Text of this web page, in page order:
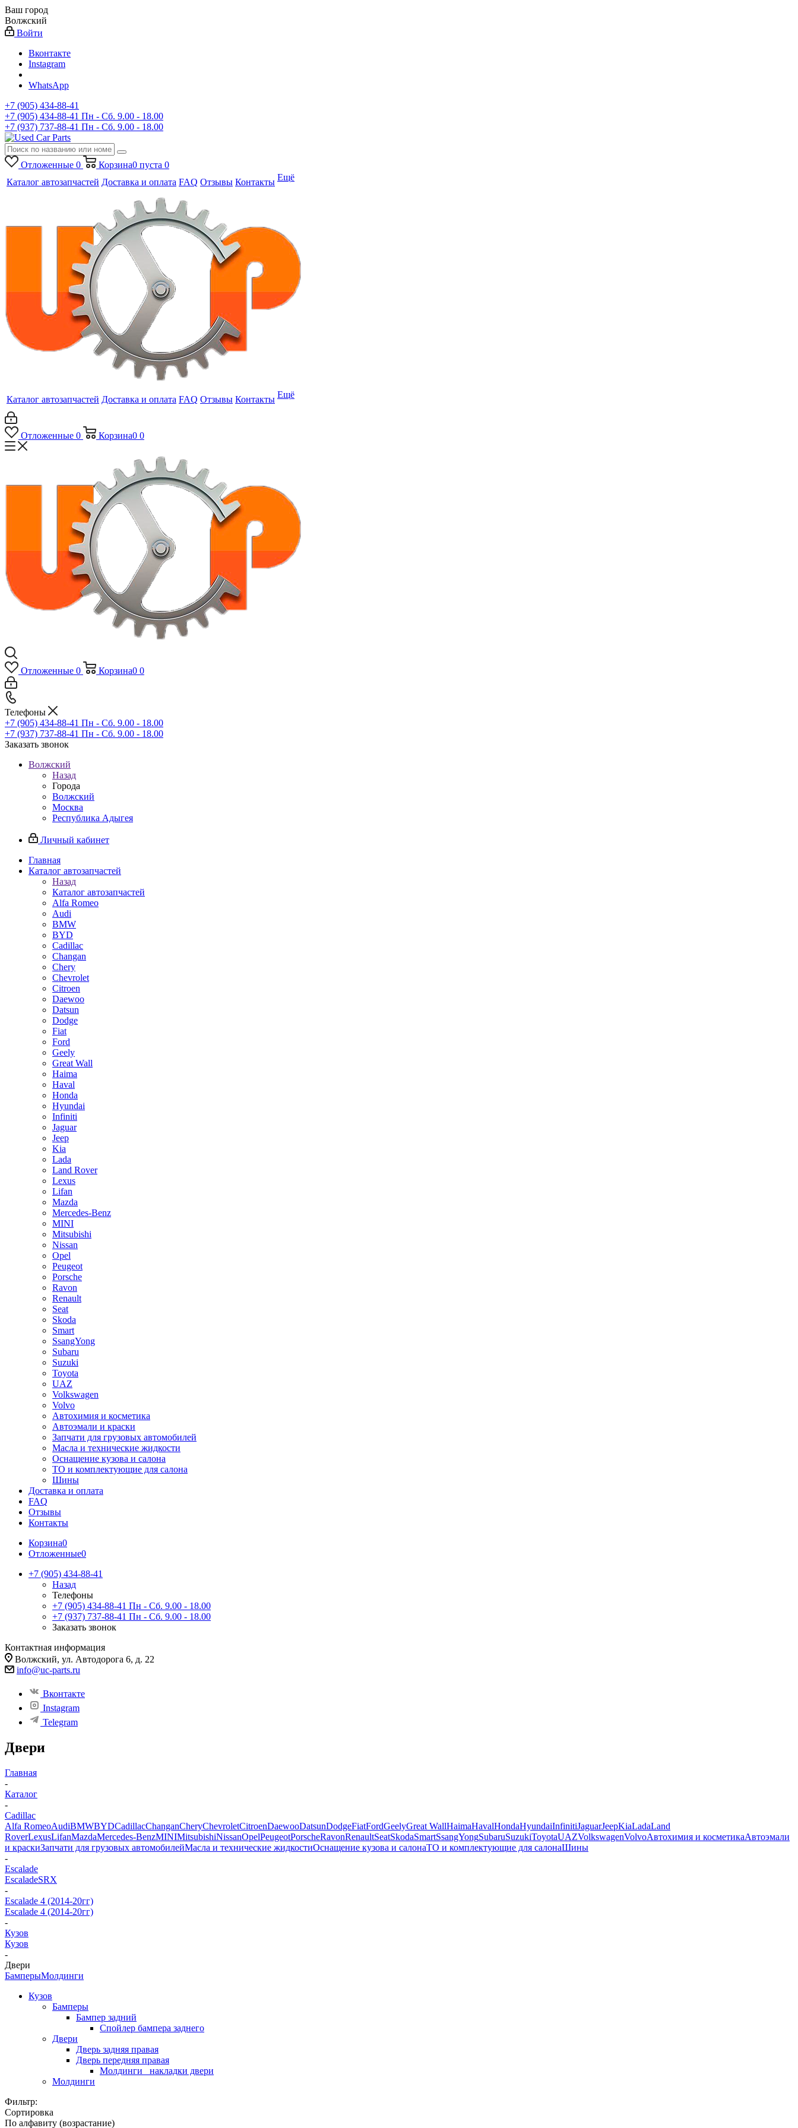
Ваш город
Волжский
Войти
Вконтакте
Instagram
WhatsApp
+7 (905) 434-88-41
+7 (905) 434-88-41 Пн - Сб. 9.00 - 18.00
+7 (937) 737-88-41 Пн - Сб. 9.00 - 18.00
Отложенные 0 Корзина0 пуста 0
Каталог автозапчастей Доставка и оплата FAQ Отзывы Контакты Ещё
Каталог автозапчастей Доставка и оплата FAQ Отзывы Контакты Ещё
Отложенные 0 Корзина0 0
Отложенные 0 Корзина0 0
Телефоны
+7 (905) 434-88-41 Пн - Сб. 9.00 - 18.00
+7 (937) 737-88-41 Пн - Сб. 9.00 - 18.00
Заказать звонок
Волжский
Назад
Города
Волжский
Москва
Республика Адыгея
Личный кабинет
Главная
Каталог автозапчастей
Назад
Каталог автозапчастей
Alfa Romeo
Audi
BMW
BYD
Cadillac
Changan
Chery
Chevrolet
Citroen
Daewoo
Datsun
Dodge
Fiat
Ford
Geely
Great Wall
Haima
Haval
Honda
Hyundai
Infiniti
Jaguar
Jeep
Kia
Lada
Land Rover
Lexus
Lifan
Mazda
Mercedes-Benz
MINI
Mitsubishi
Nissan
Opel
Peugeot
Porsche
Ravon
Renault
Seat
Skoda
Smart
SsangYong
Subaru
Suzuki
Toyota
UAZ
Volkswagen
Volvo
Автохимия и косметика
Автоэмали и краски
Запчати для грузовых автомобилей
Масла и технические жидкости
Оснащение кузова и салона
ТО и комплектующие для салона
Шины
Доставка и оплата
FAQ
Отзывы
Контакты
Корзина0
Отложенные0
+7 (905) 434-88-41
Назад
Телефоны
+7 (905) 434-88-41 Пн - Сб. 9.00 - 18.00
+7 (937) 737-88-41 Пн - Сб. 9.00 - 18.00
Заказать звонок
Контактная информация
Волжский, ул. Автодорога 6, д. 22
info@uc-parts.ru
Вконтакте
Instagram
Telegram
Двери
Главная
-
Каталог
-
Cadillac
Alfa RomeoAudiBMWBYDCadillacChanganCheryChevroletCitroenDaewooDatsunDodgeFiatFordGeelyGreat WallHaimaHavalHondaHyundaiInfinitiJaguarJeepKiaLadaLand
RoverLexusLifanMazdaMercedes-BenzMINIMitsubishiNissanOpelPeugeotPorscheRavonRenaultSeatSkodaSmartSsangYongSubaruSuzukiToyotaUAZVolkswagenVolvoАвтохимия и косметикаАвтоэмали
и краскиЗапчати для грузовых автомобилейМасла и технические жидкостиОснащение кузова и салонаТО и комплектующие для салонаШины
-
Escalade
EscaladeSRX
-
Escalade 4 (2014-20гг)
Escalade 4 (2014-20гг)
-
Кузов
Кузов
-
Двери
БамперыМолдинги
Кузов
Бамперы
Бампер задний
Спойлер бампера заднего
Двери
Дверь задняя правая
Дверь передняя правая
Молдинги_ накладки двери
Молдинги
Фильтр:
Сортировка
По алфавиту (возрастание)